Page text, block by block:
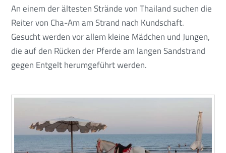
An einem der ältesten Strände von Thailand suchen die
Reiter von Cha-Am am Strand nach Kundschaft.
Gesucht werden vor allem kleine Mädchen und Jungen,
die auf den Rücken der Pferde am langen Sandstrand
gegen Entgelt herumgeführt werden.